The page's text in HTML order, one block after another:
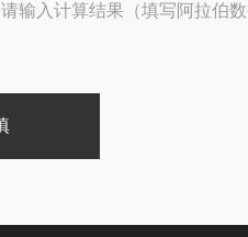
请输入计算结果（填写阿拉伯